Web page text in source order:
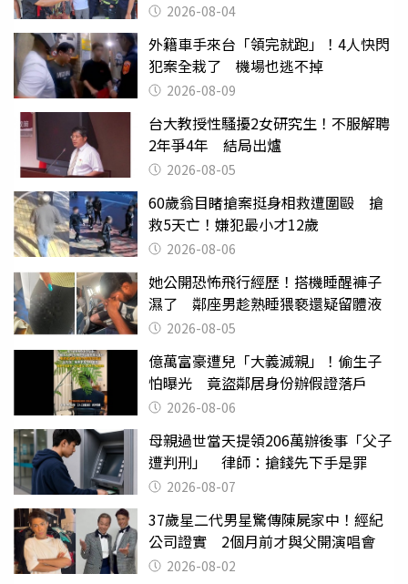
2026-08-04
外籍車手來台「領完就跑」！4人快閃
犯案全栽了 機場也逃不掉
2026-08-09
台大教授性騷擾2女研究生！不服解聘
2年爭4年 結局出爐
2026-08-05
60歲翁目睹搶案挺身相救遭圍毆 搶
救5天亡！嫌犯最小才12歲
2026-08-06
她公開恐怖飛行經歷！搭機睡醒褲子
濕了 鄰座男趁熟睡猥褻還疑留體液
2026-08-05
億萬富豪遭兒「大義滅親」！偷生子
怕曝光 竟盜鄰居身份辦假證落戶
2026-08-06
母親過世當天提領206萬辦後事「父子
遭判刑」 律師：搶錢先下手是罪
2026-08-07
37歲星二代男星驚傳陳屍家中！經紀
公司證實 2個月前才與父開演唱會
2026-08-02